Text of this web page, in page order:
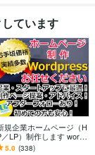
ています
規企業ホームページ（H
／LP）制作します wordp
制作！あたらしいホ
5.0 (338)